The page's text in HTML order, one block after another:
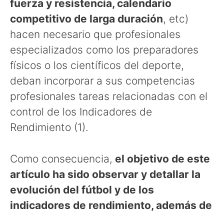
fuerza y resistencia, calendario
competitivo de larga duración, etc)
hacen necesario que profesionales
especializados como los preparadores
físicos o los científicos del deporte,
deban incorporar a sus competencias
profesionales tareas relacionadas con el
control de los Indicadores de
Rendimiento (1).
Como consecuencia, el objetivo de este
artículo ha sido observar y detallar la
evolución del fútbol y de los
indicadores de rendimiento, además de